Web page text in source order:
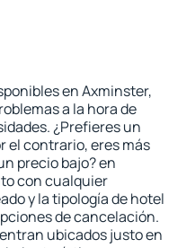
en Axminster,
a la hora de
¿Prefieres un
el contrario, eres más
precio bajo? en
con cualquier
y la tipología de hotel
de cancelación.
ubicados justo en